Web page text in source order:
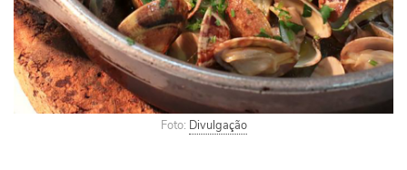
Foto: Divulgação